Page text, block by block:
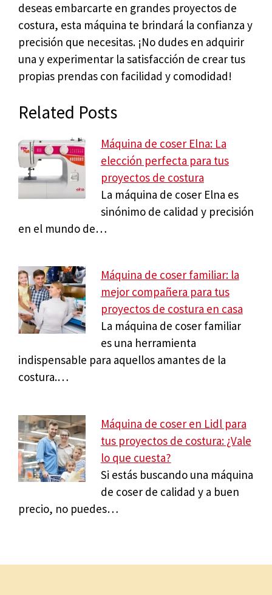
deseas embarcarte en grandes proyectos de
costura, esta máquina te brindará la confianza y
precisión que necesitas. ¡No dudes en adquirir
una y experimentar la satisfacción de crear tus
propias prendas con facilidad y comodidad!
Related Posts
Máquina de coser Elna: La
elección perfecta para tus
proyectos de costura
La máquina de coser Elna es
sinónimo de calidad y precisión
en el mundo de…
Máquina de coser familiar: la
mejor compañera para tus
proyectos de costura en casa
La máquina de coser familiar
es una herramienta
indispensable para aquellos amantes de la
costura.…
Máquina de coser en Lidl para
tus proyectos de costura: ¿Vale
lo que cuesta?
Si estás buscando una máquina
de coser de calidad y a buen
precio, no puedes…